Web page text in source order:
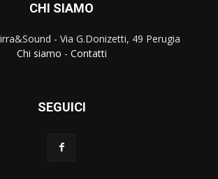
CHI SIAMO
- Via G.Donizetti, 49 Perugia
Chi siamo - Contatti
SEGUICI